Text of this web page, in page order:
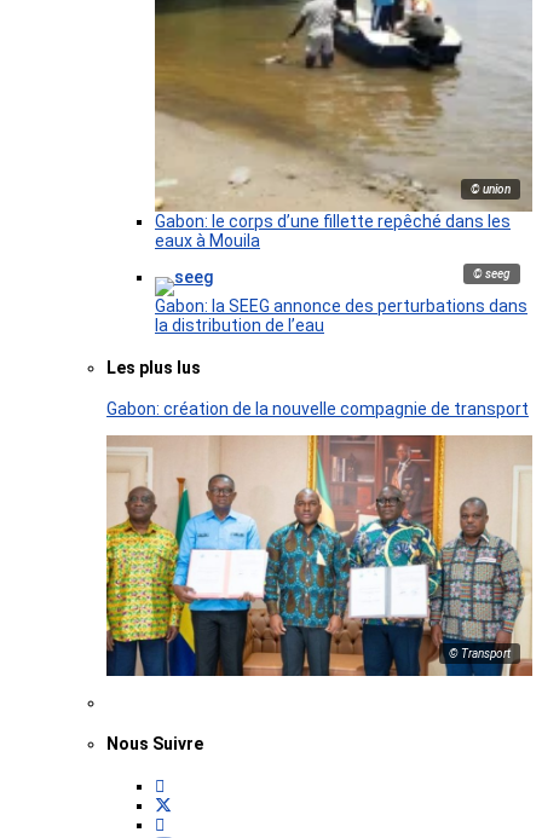
© union
Gabon: le corps d’une fillette repêché dans les
eaux à Mouila
© seeg
Gabon: la SEEG annonce des perturbations dans
la distribution de l’eau
Les plus lus
Gabon: création de la nouvelle compagnie de transport
© Transport
Nous Suivre